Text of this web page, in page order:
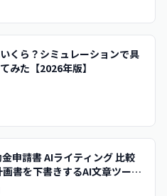
くら？シミュレーションで具
みた【2026年版】
申請書 AIライティング 比較
書を下書きするAI文章ツール